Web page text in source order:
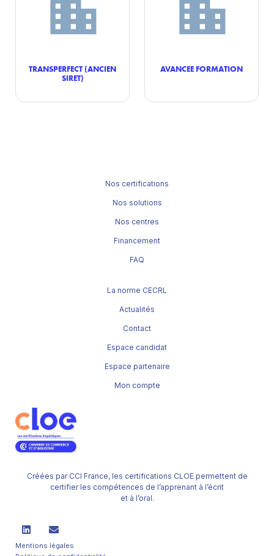
TRANSPERFECT (ANCIEN
SIRET)
AVANCEE FORMATION
Créées par CCI France, les certifications CLOE permettent de
certifier les compétences de l’apprenant à l’écrit
et à l’oral.
Mentions légales
Nos certifications
Nos solutions
Nos centres
Financement
FAQ
La norme CECRL
Actualités
Contact
Espace candidat
Espace partenaire
Mon compte